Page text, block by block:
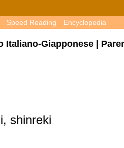
Speed Reading Encyclopedia
Italiano-Giapponese |
shinreki